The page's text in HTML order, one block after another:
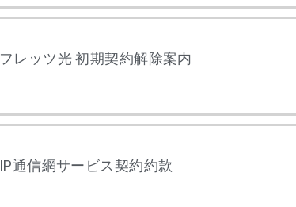
フレッツ光 初期契約解除案内
IP通信網サービス契約約款